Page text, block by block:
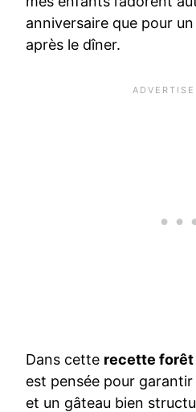
anniversaire que pour
après le dîner.
Dans cette recette forêt
est pensée pour
et un gâteau bien